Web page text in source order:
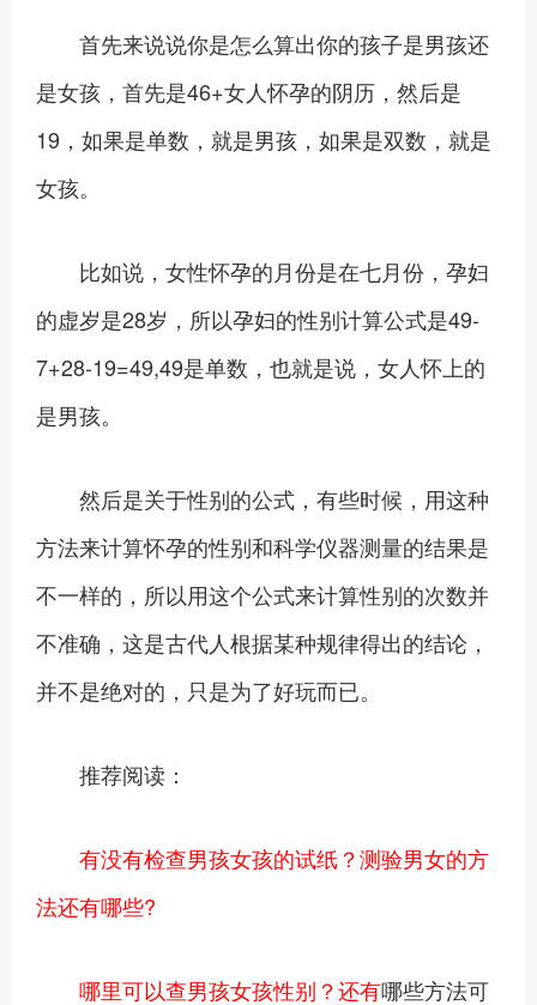
首先来说说你是怎么算出你的孩子是男孩还
是女孩，首先是46+女人怀孕的阴历，然后是
19，如果是单数，就是男孩，如果是双数，就是
女孩。
比如说，女性怀孕的月份是在七月份，孕妇
的虚岁是28岁，所以孕妇的性别计算公式是49-
7+28-19=49,49是单数，也就是说，女人怀上的
是男孩。
然后是关于性别的公式，有些时候，用这种
方法来计算怀孕的性别和科学仪器测量的结果是
不一样的，所以用这个公式来计算性别的次数并
不准确，这是古代人根据某种规律得出的结论，
并不是绝对的，只是为了好玩而已。
推荐阅读：
有没有检查男孩女孩的试纸？测验男女的方
法还有哪些?
哪里可以查男孩女孩性别？还有哪些方法可